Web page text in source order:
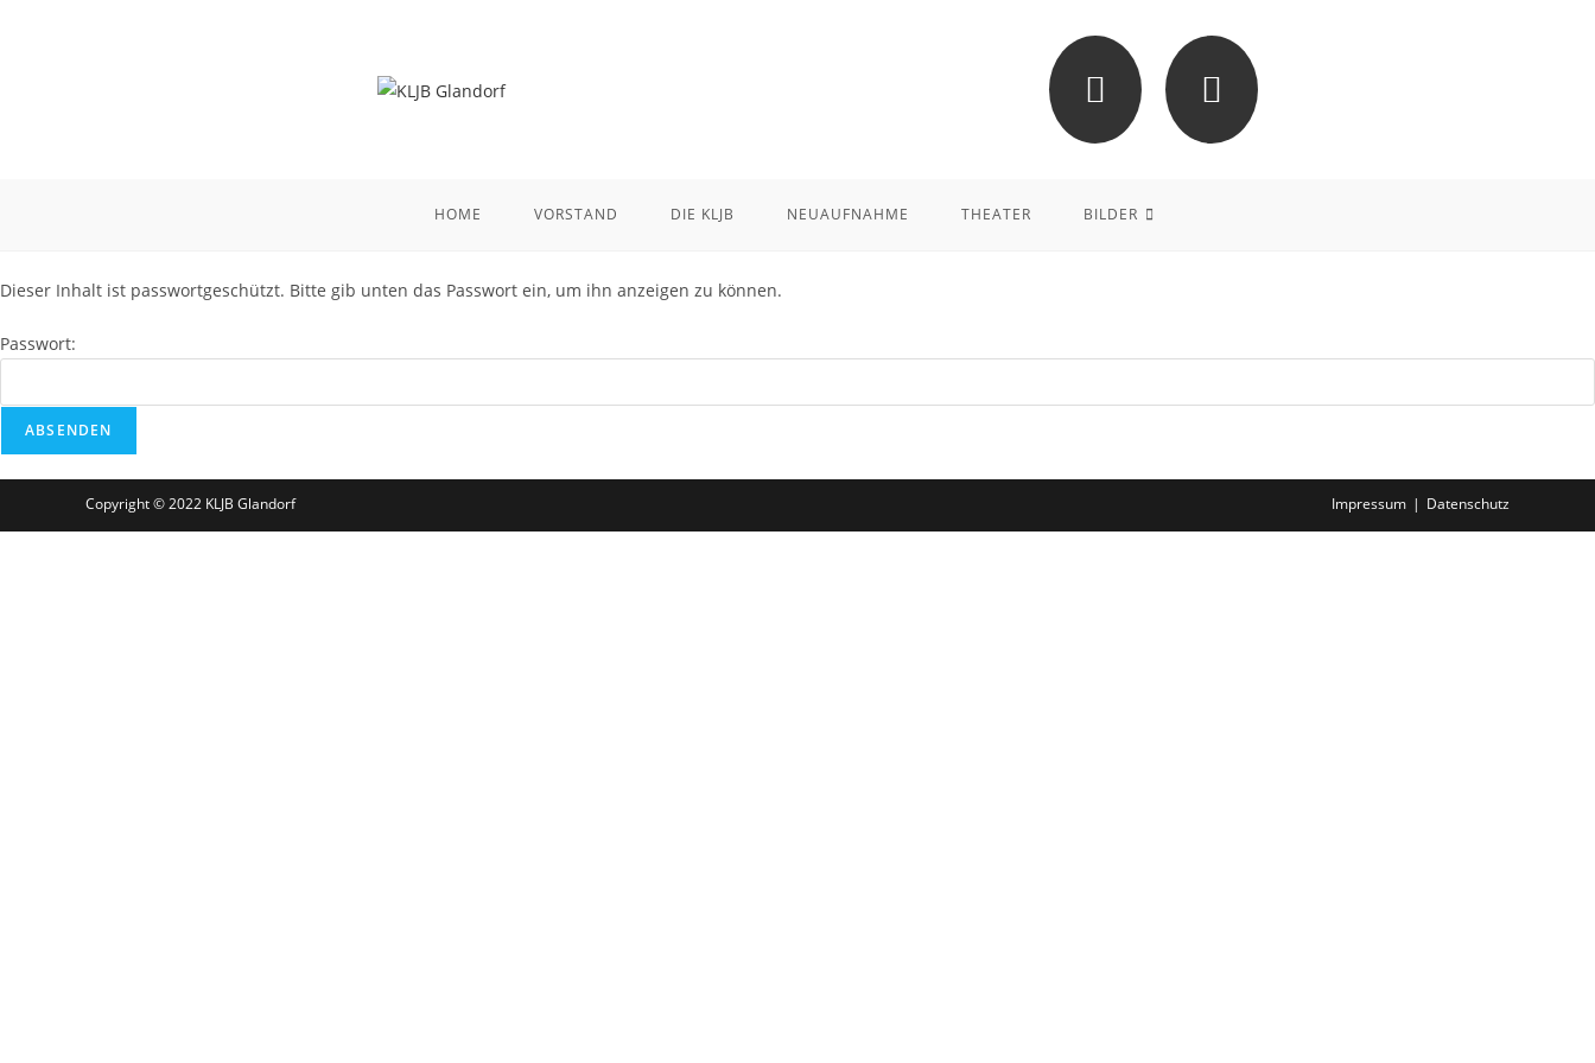
HOME VORSTAND DIE KLJB NEUAUFNAHME THEATER BILDER
Dieser Inhalt ist passwortgeschützt. Bitte gib unten das Passwort ein, um ihn anzeigen zu können.
Passwort:
Impressum Datenschutz
Copyright © 2022 KLJB Glandorf